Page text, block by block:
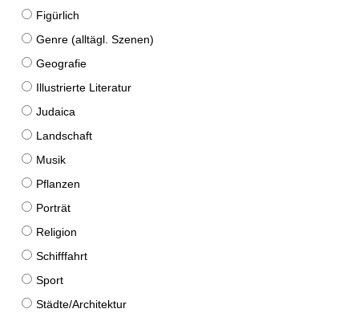
Figürlich
Genre (alltägl. Szenen)
Geografie
Illustrierte Literatur
Judaica
Landschaft
Musik
Pflanzen
Porträt
Religion
Schifffahrt
Sport
Städte/Architektur